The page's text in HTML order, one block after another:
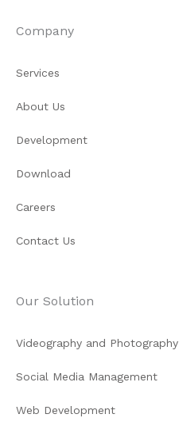
Company
Services
About Us
Development
Download
Careers
Contact Us
Our Solution
Videography and Photography
Social Media Management
Web Development